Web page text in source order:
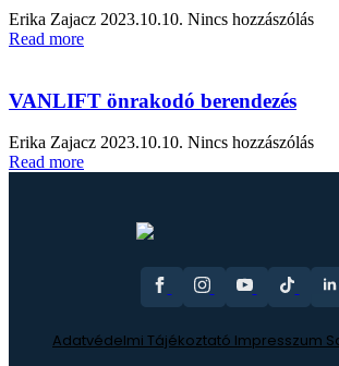
Erika Zajacz 2023.10.10. Nincs hozzászólás
Read more
VANLIFT önrakodó berendezés
Erika Zajacz 2023.10.10. Nincs hozzászólás
Read more
Adatvédelmi Tájékoztató Impresszum